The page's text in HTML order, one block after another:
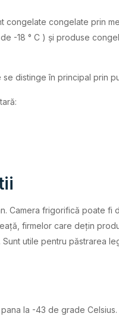
congelate prin
-18 ° C ) și produse
distinge în principal prin
Camera frigorifică poate fi
firmelor care dețin
utile pentru păstrarea
la -43 de grade